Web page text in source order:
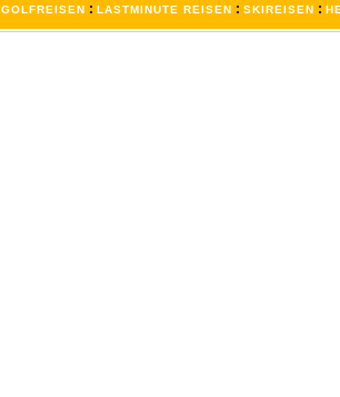
GOLFREISEN : LASTMINUTE REISEN : SKIREISEN :